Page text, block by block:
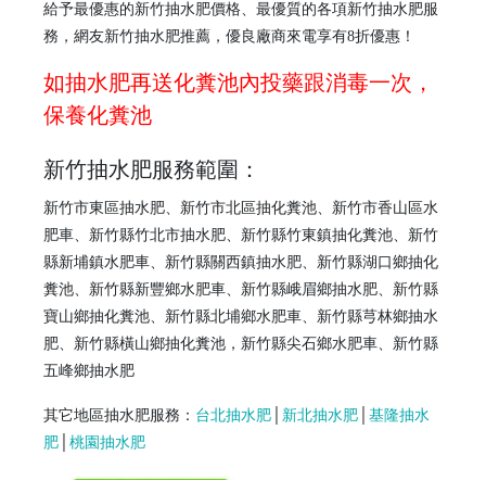
給予最優惠的新竹抽水肥價格、最優質的各項新竹抽水肥服
務，網友新竹抽水肥推薦，優良廠商來電享有8折優惠！
如抽水肥再送化糞池內投藥跟消毒一次，
保養化糞池
新竹抽水肥服務範圍：
新竹市東區抽水肥、 新竹市北區抽化糞池、 新竹市香山區水
肥車、 新竹縣竹北市抽水肥 新竹縣竹東鎮抽化糞池
新竹
縣新埔鎮水肥車 新竹縣關西鎮抽水肥 新竹縣湖口鄉抽化
糞池
新竹縣新豐鄉水肥車 新竹縣峨眉鄉抽水肥
新竹縣
寶山鄉抽化糞池 新竹縣北埔鄉水肥車 新竹縣芎林鄉抽水
肥
新竹縣橫山鄉抽化糞池 ， 新竹縣尖石鄉水肥車
新竹縣
五峰鄉抽水肥
其它地區抽水肥服務： 台北抽水肥 新北抽水肥
基隆抽水
肥
桃園抽水肥